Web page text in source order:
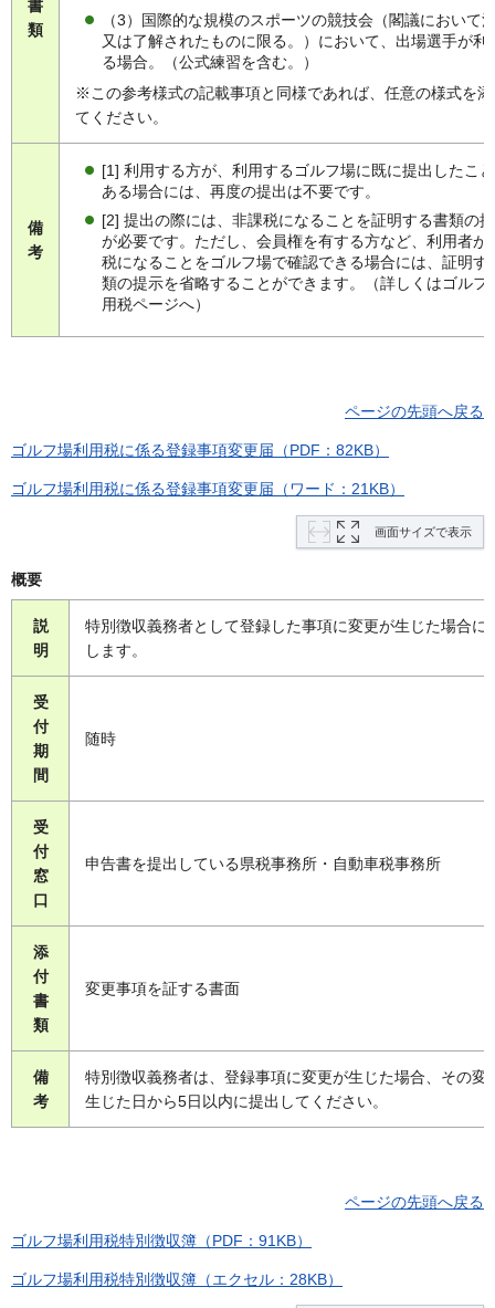
書
類
（3）国際的な規模のスポーツの競技会（閣議において
又は了解されたものに限る。）において、出場選手が利
る場合。（公式練習を含む。）
※この参考様式の記載事項と同様であれば、任意の様式を
てください。
備
考
[1] 利用する方が、利用するゴルフ場に既に提出したこ
ある場合には、再度の提出は不要です。
[2] 提出の際には、非課税になることを証明する書類の
が必要です。ただし、会員権を有する方など、利用者が
税になることをゴルフ場で確認できる場合には、証明す
類の提示を省略することができます。（詳しくはゴルフ
用税ページへ）
ページの先頭へ戻る
ゴルフ場利用税に係る登録事項変更届（PDF：82KB）
ゴルフ場利用税に係る登録事項変更届（ワード：21KB）
画面サイズで表示
概要
説
明
特別徴収義務者として登録した事項に変更が生じた場合に
します。
受
付
期
間
随時
受
付
窓
口
申告書を提出している県税事務所・自動車税事務所
添
付
書
類
変更事項を証する書面
備
考
特別徴収義務者は、登録事項に変更が生じた場合、その変
生じた日から5日以内に提出してください。
ページの先頭へ戻る
ゴルフ場利用税特別徴収簿（PDF：91KB）
ゴルフ場利用税特別徴収簿（エクセル：28KB）